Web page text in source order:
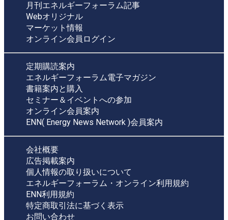
月刊エネルギーフォーラム記事
Webオリジナル
マーケット情報
オンライン会員ログイン
定期購読案内
エネルギーフォーラム電子マガジン
書籍案内と購入
セミナー＆イベントへの参加
オンライン会員案内
ENN( Energy News Network )会員案内
会社概要
広告掲載案内
個人情報の取り扱いについて
エネルギーフォーラム・オンライン利用規約
ENN利用規約
特定商取引法に基づく表示
お問い合わせ